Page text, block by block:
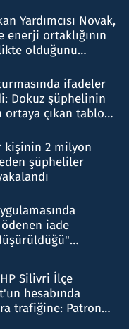
Yardımcısı Novak,
enerji ortaklığının
olduğunu
ifadeler
Dokuz şüphelinin
çıkan tablo
kişinin 2 milyon
şüpheliler
iade
Silivri İlçe
hesabında
trafiğine: Patron